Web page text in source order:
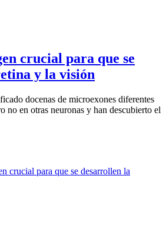
crucial para que se
y la visión
docenas de microexones diferentes
no en otras neuronas y han descubierto el